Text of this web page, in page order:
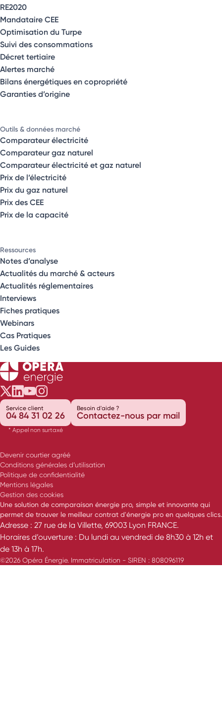
RE2020
Mandataire CEE
Optimisation du Turpe
Suivi des consommations
Décret tertiaire
Alertes marché
Bilans énergétiques en copropriété
Garanties d’origine
Outils & données marché
Comparateur électricité
Comparateur gaz naturel
Comparateur électricité et gaz naturel
Prix de l’électricité
Prix du gaz naturel
Prix des CEE
Prix de la capacité
Ressources
Notes d’analyse
Actualités du marché & acteurs
Actualités réglementaires
Interviews
Fiches pratiques
Webinars
Cas Pratiques
Les Guides
Opéra Énergie sur Twitter
Opéra Énergie sur LinkedIn
Opéra Énergie sur Youtube
Opéra Énergie sur Instagram
Service client
04 84 31 02 26
* Appel non surtaxé
Besoin d'aide ?
Contactez-nous par mail
Devenir courtier agréé
Conditions générales d’utilisation
Politique de confidentialité
Mentions légales
Gestion des cookies
Une solution de comparaison énergie pro, simple et innovante qui
permet de trouver le meilleur contrat d'énergie pro en quelques clics.
Adresse : 27 rue de la Villette, 69003 Lyon FRANCE.
Horaires d’ouverture : Du lundi au vendredi de 8h30 à 12h et
de 13h à 17h.
©2026 Opéra Énergie. Immatriculation - SIREN : 808096119